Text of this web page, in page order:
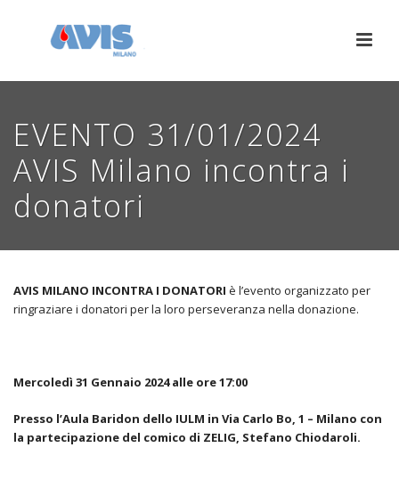
EVENTO 31/01/2024
AVIS Milano incontra i
donatori
AVIS MILANO INCONTRA I DONATORI è l’evento organizzato per
ringraziare i donatori per la loro perseveranza nella donazione.
Mercoledì 31 Gennaio 2024 alle ore 17:00
Presso l’Aula Baridon dello IULM in Via Carlo Bo, 1 – Milano con
la partecipazione del comico di ZELIG, Stefano Chiodaroli.